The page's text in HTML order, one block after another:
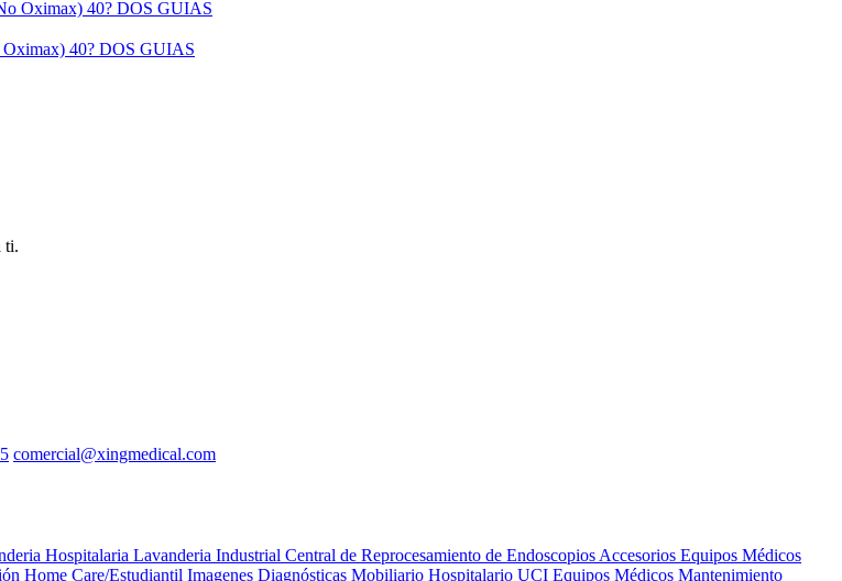
40? DOS GUIAS
ti.
comercial@xingmedical.com
Hospitalaria Lavanderia Industrial Central de Reprocesamiento de Endoscopios Accesorios Equipos Médicos
Home Care/Estudiantil Imagenes Diagnósticas Mobiliario Hospitalario UCI Equipos Médicos Mantenimiento